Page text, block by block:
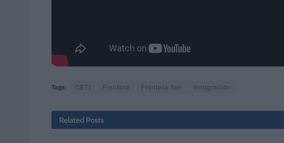
Tags: CETI Frontera Frontera Sur Inmigración
Related Posts